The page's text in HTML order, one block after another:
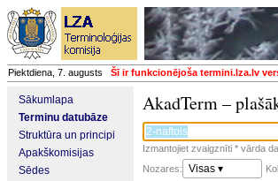
Piektdiena, 7. augusts Šī ir funkcionējoša termini.lza.lv
Sākumlapa
Terminu datubāze
Struktūra un principi
Apakškomisijas
Sēdes
AkadTerm –
Izmantojiet zvaigznīti * vārda
Nozares:
Visas ▾